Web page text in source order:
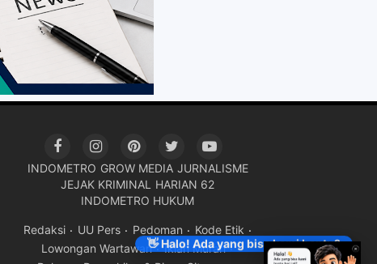
👋 Halo! Ada yang bisa kami bantu?
INDOMETRO GROW MEDIA JURNALISME
JEJAK KRIMINAL
HARIAN 62
INDOMETRO HUKUM
Redaksi UU Pers Pedoman
Kode Etik
Lowongan Wartawan
Iklan Murah